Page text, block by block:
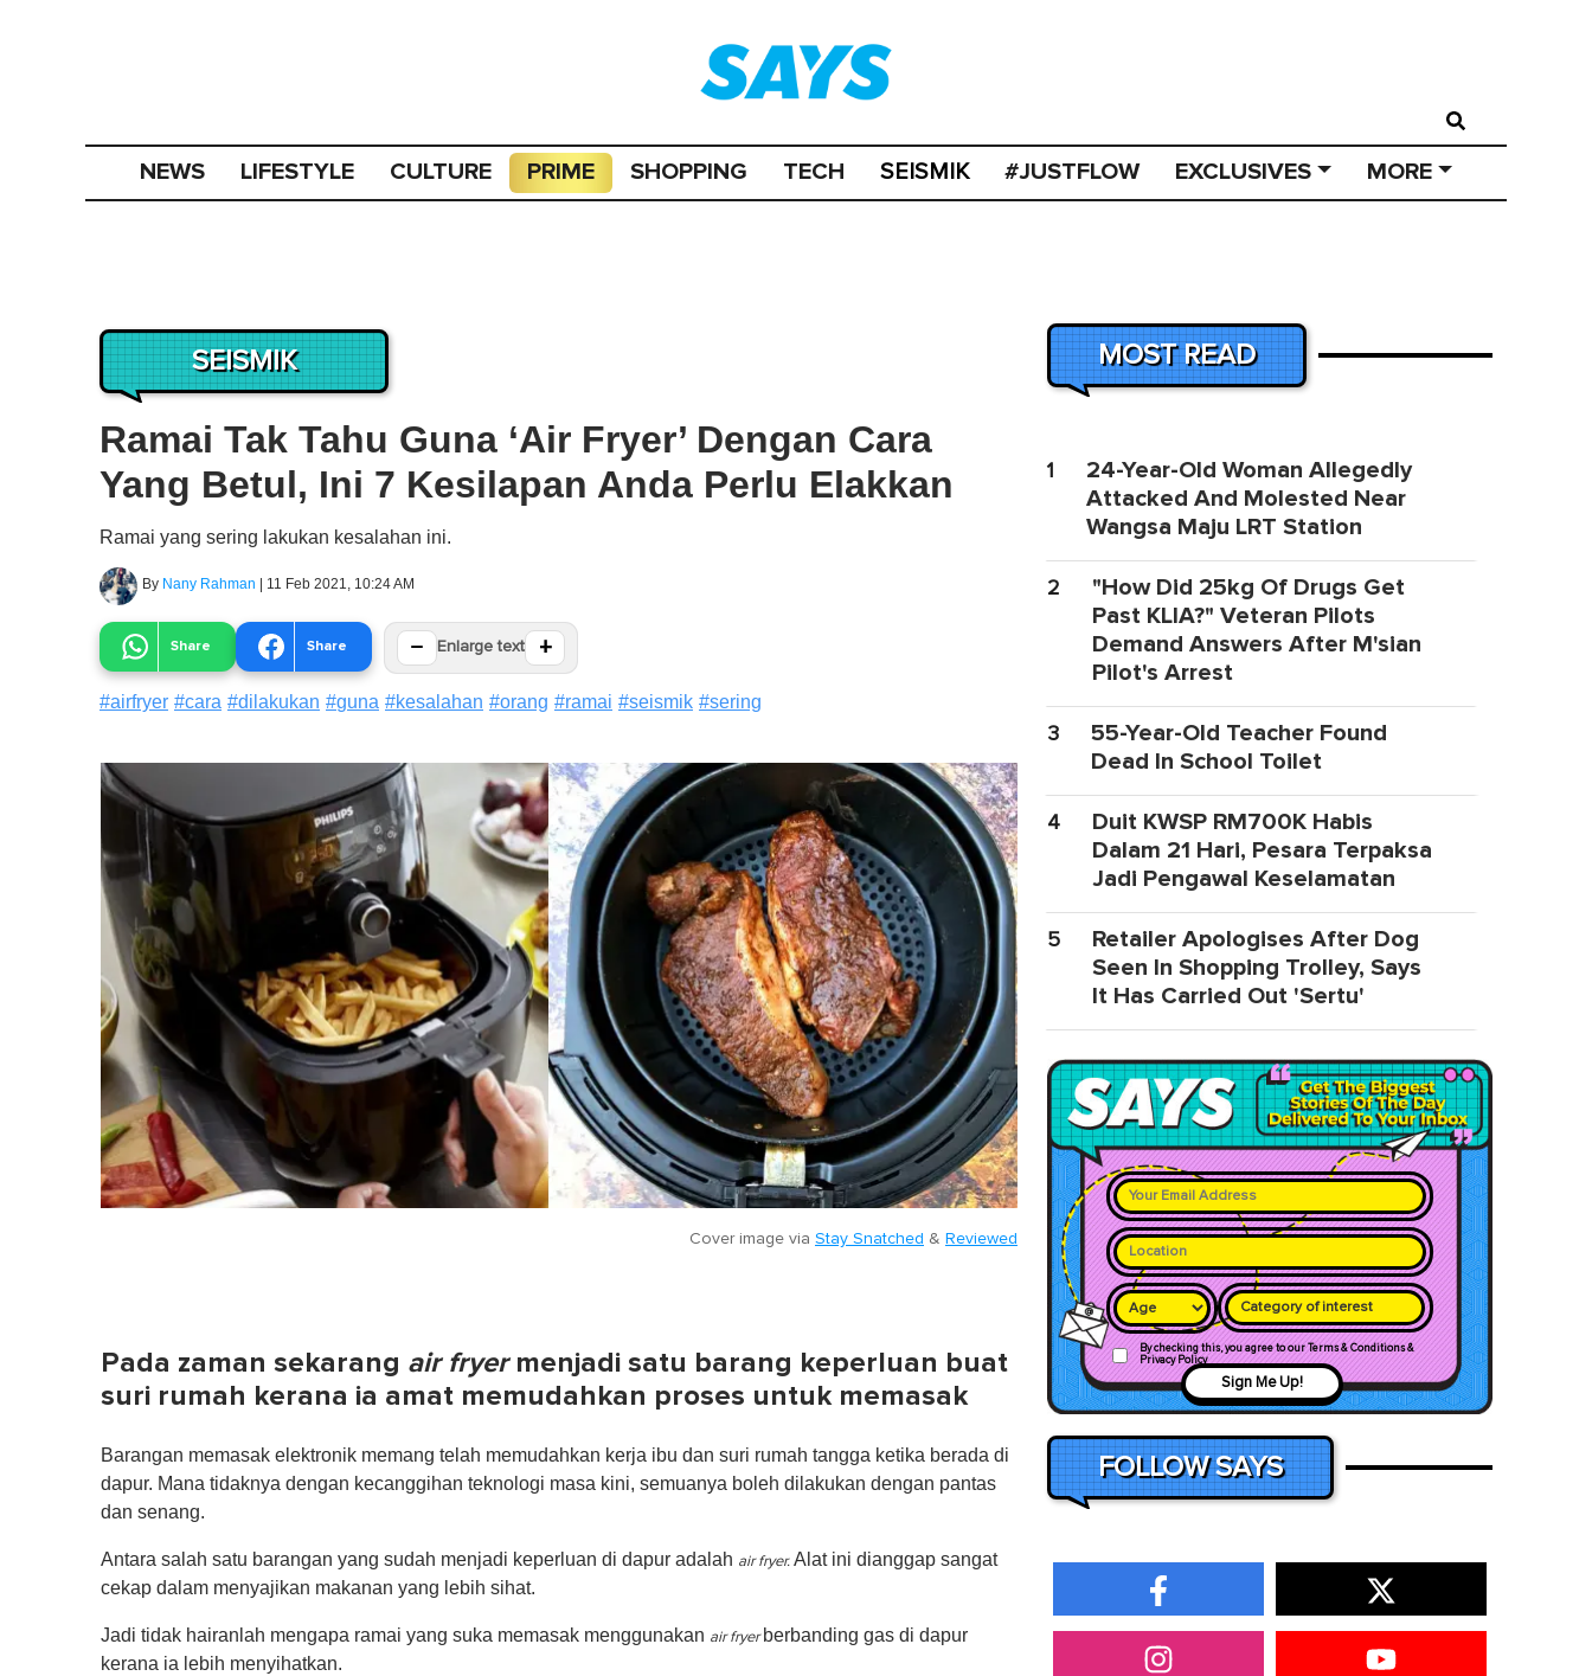
NEWS LIFESTYLE CULTURE PRIME SHOPPING TECH SEISMIK #JUSTFLOW EXCLUSIVES MORE
SEISMIK
Ramai Tak Tahu Guna ‘Air Fryer’ Dengan Cara
Yang Betul, Ini 7 Kesilapan Anda Perlu Elakkan
Ramai yang sering lakukan kesalahan ini.
By Nany Rahman | 11 Feb 2021, 10:24 AM
Share Share − Enlarge text +
#airfryer #cara #dilakukan #guna #kesalahan #orang #ramai #seismik #sering
Cover image via Stay Snatched & Reviewed
Pada zaman sekarang air fryermenjadi satu barang keperluan buat
suri rumah kerana ia amat memudahkan proses untuk memasak
Barangan memasak elektronik memang telah memudahkan kerja ibu dan suri rumah tangga ketika berada di
dapur. Mana tidaknya dengan kecanggihan teknologi masa kini, semuanya boleh dilakukan dengan pantas
dan senang.
Antara salah satu barangan yang sudah menjadi keperluan di dapur adalah air fryer. Alat ini dianggap sangat
cekap dalam menyajikan makanan yang lebih sihat.
Jadi tidak hairanlah mengapa ramai yang suka memasak menggunakan air fryer berbanding gas di dapur
kerana ia lebih menyihatkan.
MOST READ
1
24-Year-Old Woman Allegedly
Attacked And Molested Near
Wangsa Maju LRT Station
2
"How Did 25kg Of Drugs Get
Past KLIA?" Veteran Pilots
Demand Answers After M'sian
Pilot's Arrest
3
55-Year-Old Teacher Found
Dead In School Toilet
4
Duit KWSP RM700K Habis
Dalam 21 Hari, Pesara Terpaksa
Jadi Pengawal Keselamatan
5
Retailer Apologises After Dog
Seen In Shopping Trolley, Says
It Has Carried Out 'Sertu'
Category of interest
By checking this, you agree to our Terms & Conditions &
Privacy Policy
Sign Me Up!
FOLLOW SAYS